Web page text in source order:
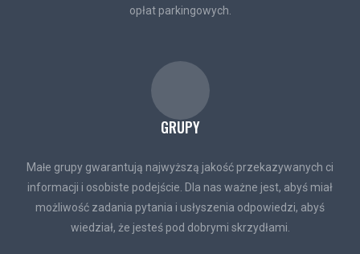
opłat parkingowych.
GRUPY
Maƚe grupy gwarantują najwyższą jakość przekazywanych ci
informacji i osobiste podejście. Dla nas ważne jest, abyś miał
możliwość zadania pytania i usłyszenia odpowiedzi, abyś
wiedział, że jesteś pod dobrymi skrzydłami.